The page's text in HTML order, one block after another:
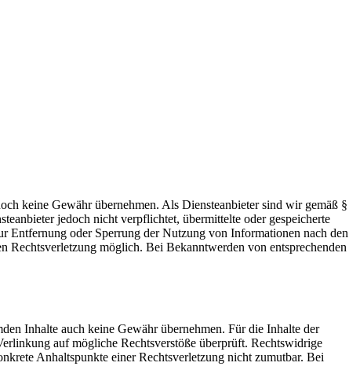
keine Gewähr übernehmen. Als Diensteanbieter sind wir gemäß §
jedoch nicht verpflichtet, übermittelte oder gespeicherte
Entfernung oder Sperrung der Nutzung von Informationen nach den
Rechtsverletzung möglich. Bei Bekanntwerden von entsprechenden
Inhalte auch keine Gewähr übernehmen. Für die Inhalte der
auf mögliche Rechtsverstöße überprüft. Rechtswidrige
Anhaltspunkte einer Rechtsverletzung nicht zumutbar. Bei